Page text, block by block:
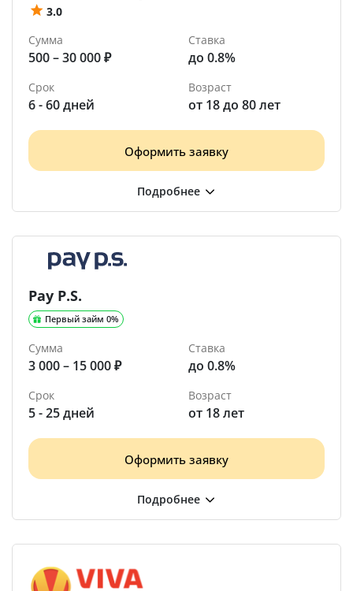
3.0
Сумма
500 – 30 000 ₽
Ставка
до 0.8%
Срок
6 - 60 дней
Возраст
от 18 до 80 лет
Оформить заявку
Pay P.S.
Первый займ 0%
Сумма
3 000 – 15 000 ₽
Ставка
до 0.8%
Срок
5 - 25 дней
Возраст
от 18 лет
Оформить заявку